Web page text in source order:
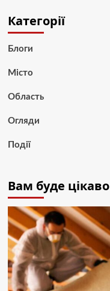
Категорії
Блоги
Місто
Область
Огляди
Події
Вам буде цікаво